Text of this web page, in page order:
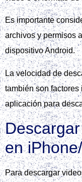
Es importante
archivos y permisos
dispositivo Android.
La velocidad de
también son
aplicación para
en
Para descargar